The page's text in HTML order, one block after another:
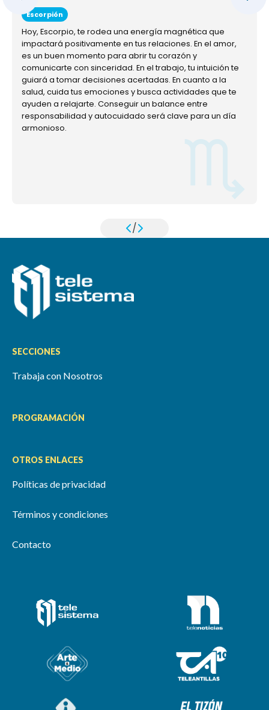
Escorpión
Hoy, Escorpio, te rodea una energía magnética que
impactará positivamente en tus relaciones. En el amor,
es un buen momento para abrir tu corazón y
comunicarte con sinceridad. En el trabajo, tu intuición te
guiará a tomar decisiones acertadas. En cuanto a la
salud, cuida tus emociones y busca actividades que te
ayuden a relajarte. Conseguir un balance entre
responsabilidad y autocuidado será clave para un día
armonioso.
/
SECCIONES
Trabaja con Nosotros
PROGRAMACIÓN
OTROS ENLACES
Políticas de privacidad
Términos y condiciones
Contacto